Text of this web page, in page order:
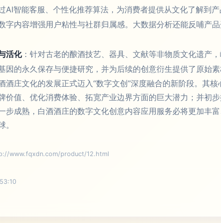
AI智能客服、个性化推荐算法，为消费者提供从文化了解到
字内容增强用户粘性与社群归属感。大数据分析还能反哺
活化：针对古老的酿酒技艺、器具、文献等非物质文化遗产
因的永久保存与便捷研究，并为后续的创意衍生提供了原始素
酒庄文化的发展正式迈入“数字文创”深度融合的新阶段。其
价值、优化消费体验、拓宽产业边界方面的巨大潜力；并初
步成熟，白酒酒庄的数字文化创意内容应用服务必将更加丰
www.fqxdn.com/product/12.html